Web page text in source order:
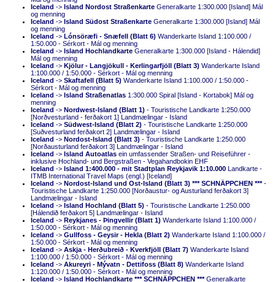
Iceland -> Island Nordost Straßenkarte Generalkarte 1:300.000 [Island] Mál
og menning
Iceland -> Island Südost Straßenkarte Generalkarte 1:300.000 [Island] Mál
og menning
Iceland -> Lónsöræfi - Snæfell (Blatt 6) Wanderkarte Island 1:100.000 /
1:50.000 - Sérkort - Mál og menning
Iceland -> Island Hochlandkarte Generalkarte 1:300.000 [Island - Hálendid]
Mál og menning
Iceland -> Kjölur - Langjökull - Kerlingarfjöll (Blatt 3) Wanderkarte Island
1:100.000 / 1:50.000 - Sérkort - Mál og menning
Iceland -> Skaftafell (Blatt 5) Wanderkarte Island 1:100.000 / 1:50.000 -
Sérkort - Mál og menning
Iceland -> Island Straßenatlas 1:300.000 Spiral [Island - Kortabok] Mál og
menning
Iceland -> Nordwest-Island (Blatt 1) - Touristische Landkarte 1:250.000
[Norðvesturland - ferðakort 1] Landmælingar - Island
Iceland -> Südwest-Island (Blatt 2) - Touristische Landkarte 1:250.000
[Suðvesturland ferðakort 2] Landmælingar - Island
Iceland -> Nordost-Island (Blatt 3) - Touristische Landkarte 1:250.000
[Norðausturland ferðakort 3] Landmælingar - Island
Iceland -> Island Autoatlas ein umfassender Straßen- und Reiseführer -
inklusive Hochland- und Bergstraßen - Vegahandbokin EHF
Iceland -> Island 1:400.000 - mit Stadtplan Reykjavik 1:10.000 Landkarte -
ITMB International Travel Maps (engl.) [Iceland]
Iceland -> Nordost-Island und Ost-Island (Blatt 3) *** SCHNÄPPCHEN ***-
Touristische Landkarte 1:250.000 [Norðaustur- og Austurland ferðakort 3]
Landmælingar - Island
Iceland -> Island Hochland (Blatt 5) - Touristische Landkarte 1:250.000
[Hálendið ferðakort 5] Landmælingar - Island
Iceland -> Reykjanes - Þingvellir (Blatt 1) Wanderkarte Island 1:100.000 /
1:50.000 - Sérkort - Mál og menning
Iceland -> Gullfoss - Geysir - Hekla (Blatt 2) Wanderkarte Island 1:100.000 /
1:50.000 - Sérkort - Mál og menning
Iceland -> Askja - Herðubreið - Kverkfjöll (Blatt 7) Wanderkarte Island
1:100.000 / 1:50.000 - Sérkort - Mál og menning
Iceland -> Akureyri - Mývatn - Dettifoss (Blatt 8) Wanderkarte Island
1:120.000 / 1:50.000 - Sérkort - Mál og menning
Iceland -> Island Hochlandkarte *** SCHNÄPPCHEN ***Generalkarte